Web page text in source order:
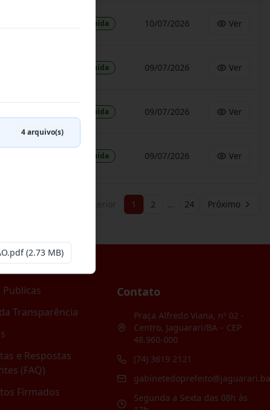
Concluída 10/07/2026 Ver
Concluída 09/07/2026 Ver
Concluída 09/07/2026 Ver
Concluída 09/07/2026 Ver
1 2 … 24 Próximo
Publicas
Transparência
e Respostas
(FAQ)
Firmados
Contato
Praça Alfredo Viana, nº 02 -
Centro, Jaguarari/BA – CEP
48.960-000
(74) 3619 2121
Segunda a Sexta das 08h às
4arquivo(s)
(2.73 MB)